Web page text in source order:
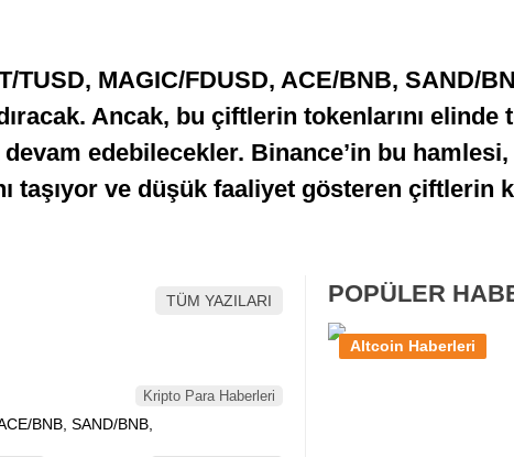
MAGIC/FDUSD, ACE/BNB, SAND/
Ancak, bu çiftlerin tokenlarını elinde
edebilecekler. Binance’in bu hamlesi,
taşıyor ve düşük faaliyet gösteren çiftlerin
TÜM YAZILARI
Kripto Para Haberleri
POPÜLER
Altcoin Haberleri